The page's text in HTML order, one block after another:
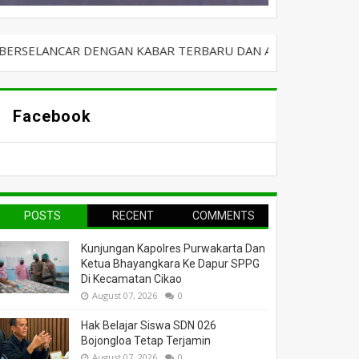
DENGAN KABAR TERBARU DAN ARTIKEL MENARIK
Facebook
POSTS RECENT COMMENTS
Kunjungan Kapolres Purwakarta Dan
Ketua Bhayangkara Ke Dapur SPPG
Di Kecamatan Cikao
August 07, 2026 0
Hak Belajar Siswa SDN 026
Bojongloa Tetap Terjamin